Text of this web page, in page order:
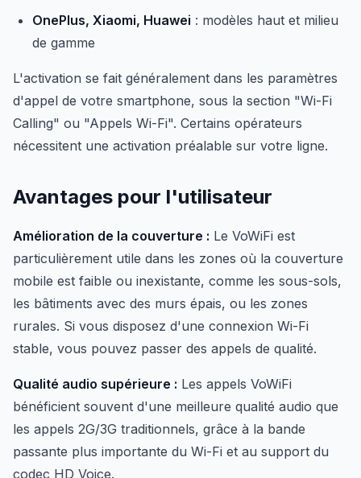
OnePlus, Xiaomi, Huawei : modèles haut et milieu
de gamme
L'activation se fait généralement dans les paramètres
d'appel de votre smartphone, sous la section "Wi-Fi
Calling" ou "Appels Wi-Fi". Certains opérateurs
nécessitent une activation préalable sur votre ligne.
Avantages pour l'utilisateur
Amélioration de la couverture : Le VoWiFi est
particulièrement utile dans les zones où la couverture
mobile est faible ou inexistante, comme les sous-sols,
les bâtiments avec des murs épais, ou les zones
rurales. Si vous disposez d'une connexion Wi-Fi
stable, vous pouvez passer des appels de qualité.
Qualité audio supérieure : Les appels VoWiFi
bénéficient souvent d'une meilleure qualité audio que
les appels 2G/3G traditionnels, grâce à la bande
passante plus importante du Wi-Fi et au support du
codec HD Voice.